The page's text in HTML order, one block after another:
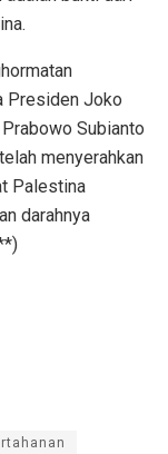
Presiden Joko
Subianto
menyerahkan
Palestina
darahnya